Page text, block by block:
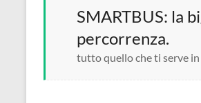
SMARTBUS: la
percorrenza.
tutto quello che ti serve